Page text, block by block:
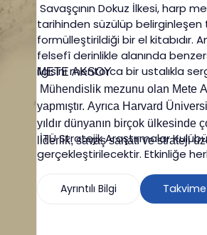
Savaşçının Dokuz İlkesi, harp
tarihinden süzülüp
formülleştirildiği bir el kitabıdır.
felsefî derinlikle alanında
ilgisini mentorca bir ustalıkla
METE AKSOY
Mühendislik mezunu olan Mete
yapmıştır. Ayrıca Harvard
yıldır dünyanın birçok
liderlik, savaş sanatı ve strateji
İTÜ Stratejik Araştırmalar
gerçekleştirilecektir. Etkinliğe
Ayrıntılı Bilgi Takvime